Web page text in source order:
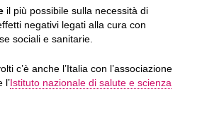
il più possibile sulla necessità di
negativi legati alla cura con
sociali e sanitarie.
c’è anche l’Italia con l’associazione
l’Istituto nazionale di salute e scienza